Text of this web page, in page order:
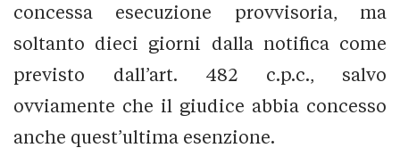
concessa esecuzione provvisoria, ma
soltanto dieci giorni dalla notifica come
previsto dall’art. 482 c.p.c., salvo
ovviamente che il giudice abbia concesso
anche quest’ultima esenzione.